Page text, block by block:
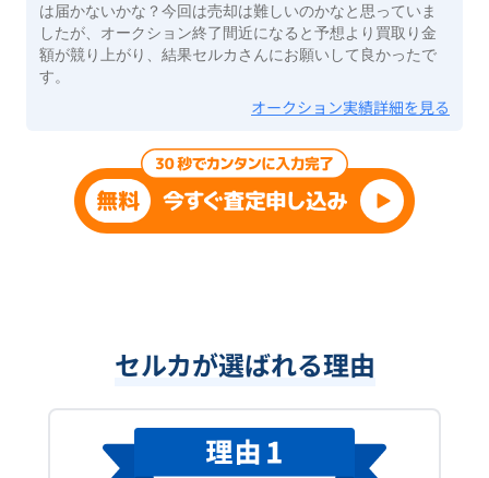
は届かないかな？今回は売却は難しいのかなと思っていま
したが、オークション終了間近になると予想より買取り金
額が競り上がり、結果セルカさんにお願いして良かったで
す。
オークション実績詳細を見る
セルカが選ばれる理由